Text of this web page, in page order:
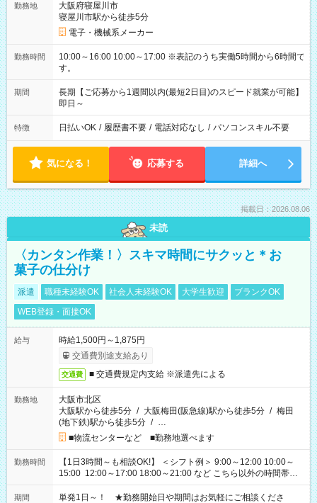
勤務地
大阪府寝屋川市
寝屋川市駅から徒歩5分
電子・機械系メーカー
勤務時間
10:00～16:00 10:00～17:00 ※表記のうち実働5時間から6時間で
す。
期間
長期【ご応募から1週間以内(最短2日目)のスピード就業が可能】
即日～
特徴 日払いOK / 履歴書不要 / 電話対応なし / パソコンスキル不要
気になる！ 応募する 詳細へ
掲載日：2026.08.06
未読
〈カンタン作業！〉スキマ時間にサクッと＊お
菓子の仕分け
派遣 職種未経験OK 社会人未経験OK 大学生歓迎
ブランクOK
WEB登録・面接OK
給与
時給1,500円～1,875円
交通費別途支給あり
交通費 ■ 交通費規定内支給 ※派遣先による
勤務地
大阪市北区
大阪駅から徒歩5分 / 大阪梅田(阪急線)駅から徒歩5分 / 梅田
(地下鉄)駅から徒歩5分 / …
■物流センターなど ■勤務地選べます
勤務時間
【1日3時間～も相談OK!】 ＜シフト例＞ 9:00～12:00 10:00～
15:00 12:00～17:00 18:00～21:00 など こちら以外の時間帯も
お気軽にご相談ください！
期間
単発1日～！ ★勤務開始日や期間はお気軽にご相談くださ